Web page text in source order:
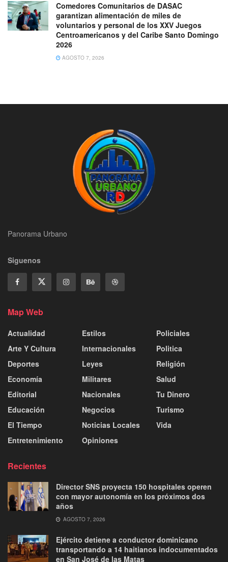
Comedores Comunitarios de DASAC
garantizan alimentación de miles de
voluntarios y personal de los XXV Juegos
Centroamericanos y del Caribe Santo Domingo
2026
AGOSTO 7, 2026
Panorama Urbano
Siguenos
Map Web
Actualidad
Arte Y Cultura
Deportes
Economía
Editorial
Educación
El Tiempo
Entretenimiento
Estilos
Internacionales
Leyes
Militares
Nacionales
Negocios
Noticias Locales
Opiniones
Policiales
Politica
Religión
Salud
Tu Dinero
Turismo
Vida
Recientes
Director SNS proyecta 150 hospitales operen
con mayor autonomía en los próximos dos
años
AGOSTO 7, 2026
Ejército detiene a conductor dominicano
transportando a 14 haitianos indocumentados
en San José de las Matas